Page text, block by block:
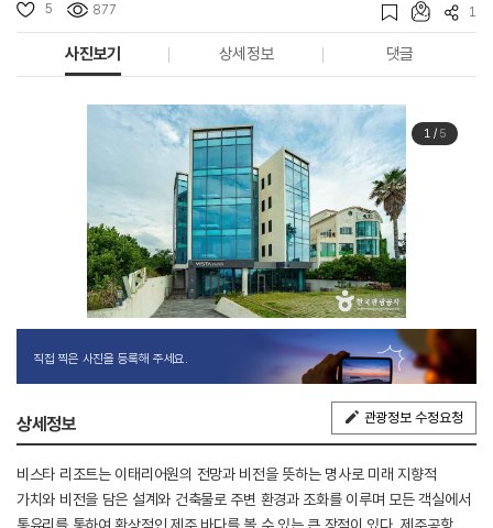
5 877 1
사진보기 상세정보 댓글
1/ 5
직접 찍은 사진을 등록해 주세요.
상세정보 관광정보 수정요청
비스타 리조트는 이태리어원의 전망과 비전을 뜻하는 명사로 미래 지향적
가치와 비전을 담은 설계와 건축물로 주변 환경과 조화를 이루며 모든 객실에서
통유리를 통하여 환상적인 제주 바다를 볼 수 있는 큰 장점이 있다. 제주공항